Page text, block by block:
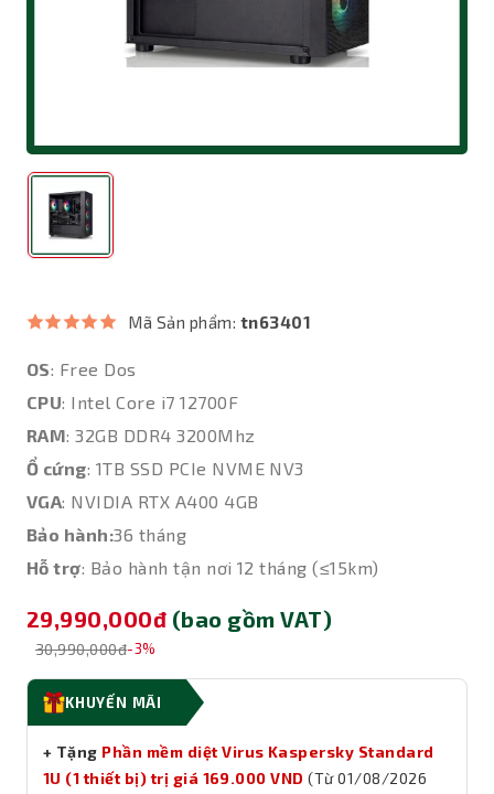
Mã Sản phẩm: tn63401
OS: Free Dos
CPU: Intel Core i7 12700F
RAM: 32GB DDR4 3200Mhz
Ổ cứng: 1TB SSD PCIe NVME NV3
VGA: NVIDIA RTX A400 4GB
Bảo hành:36 tháng
Hỗ trợ: Bảo hành tận nơi 12 tháng (≤15km)
29,990,000đ (bao gồm VAT)
30,990,000đ-3%
KHUYẾN MÃI
+ Tặng Phần mềm diệt Virus Kaspersky Standard
1U (1 thiết bị) trị giá 169.000 VND (Từ 01/08/2026